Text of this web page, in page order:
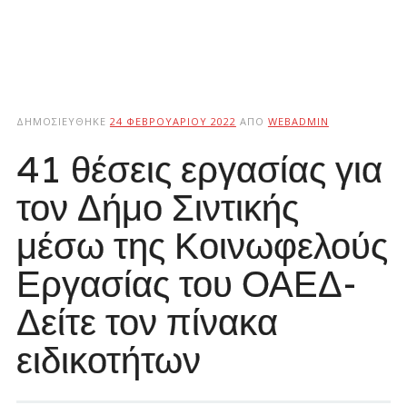
ΔΗΜΟΣΙΕΎΘΗΚΕ 24 ΦΕΒΡΟΥΑΡΊΟΥ 2022 ΑΠΌ WEBADMIN
41 θέσεις εργασίας για
τον Δήμο Σιντικής
μέσω της Κοινωφελούς
Εργασίας του ΟΑΕΔ-
Δείτε τον πίνακα
ειδικοτήτων